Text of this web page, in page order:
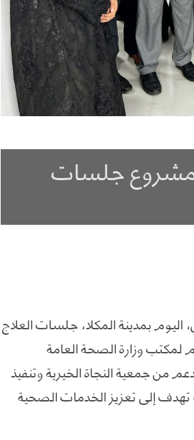
مشروع جلسات
بمدينة المكلا، جلسات العلاج
لمكتب وزارة الصحة العامة
جمعية النجاة الخيرية وتنفيذ
إلى تعزيز الخدمات الصحية